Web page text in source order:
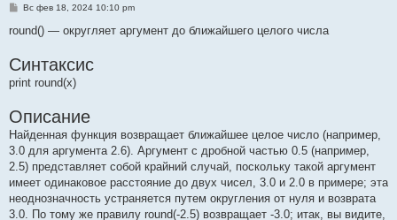
С
о
е
н
и
Вс фев 18, 2024 10:10 pm
round() — округляет аргумент до ближайшего целого числа
Синтаксис
print round(x)
Описание
Найденная функция возвращает ближайшее целое число (например,
3.0 для аргумента 2.6). Аргумент с дробной частью 0.5 (например,
2.5) представляет собой крайний случай, поскольку такой аргумент
имеет одинаковое расстояние до двух чисел, 3.0 и 2.0 в примере; эта
неоднозначность устраняется путем округления от нуля и возврата
3.0. По тому же правилу round(-2.5) возвращает -3.0; итак, вы видите,